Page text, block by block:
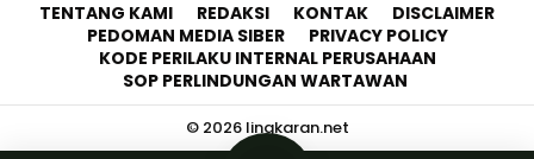
TENTANG KAMI REDAKSI KONTAK
DISCLAIMER
PEDOMAN MEDIA SIBER
PRIVACY POLICY
KODE PERILAKU INTERNAL PERUSAHAAN
SOP PERLINDUNGAN WARTAWAN
© 2026 lingkaran.net